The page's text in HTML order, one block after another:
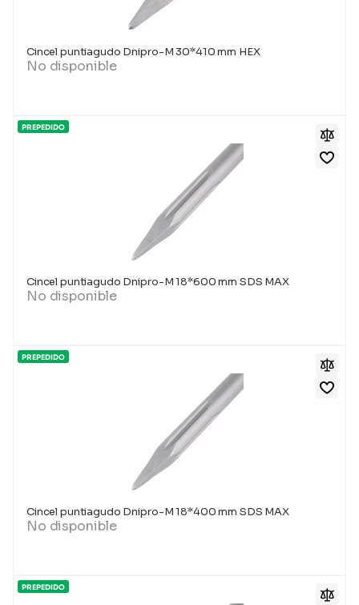
Cincel puntiagudo Dnipro-M 30*410 mm HEX
No disponible
PREPEDIDO
Cincel puntiagudo Dnipro-M 18*600 mm SDS MAX
No disponible
PREPEDIDO
Cincel puntiagudo Dnipro-M 18*400 mm SDS MAX
No disponible
PREPEDIDO